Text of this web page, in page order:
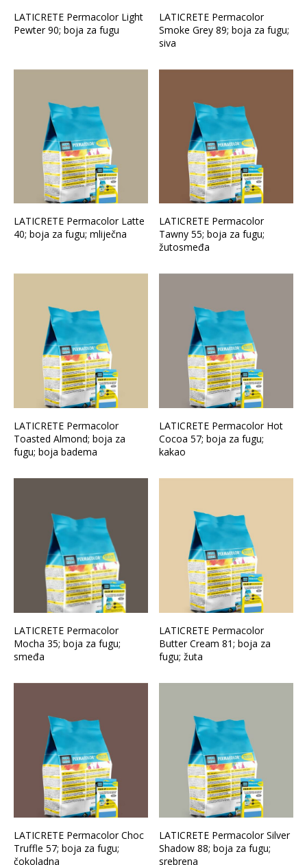
LATICRETE Permacolor Light
Pewter 90; boja za fugu
LATICRETE Permacolor
Smoke Grey 89; boja za fugu;
siva
LATICRETE Permacolor Latte
40; boja za fugu; mliječna
LATICRETE Permacolor
Tawny 55; boja za fugu;
žutosmeđa
LATICRETE Permacolor
Toasted Almond; boja za
fugu; boja badema
LATICRETE Permacolor Hot
Cocoa 57; boja za fugu;
kakao
LATICRETE Permacolor
Mocha 35; boja za fugu;
smeđa
LATICRETE Permacolor
Butter Cream 81; boja za
fugu; žuta
LATICRETE Permacolor Choc
Truffle 57; boja za fugu;
čokoladna
LATICRETE Permacolor Silver
Shadow 88; boja za fugu;
srebrena